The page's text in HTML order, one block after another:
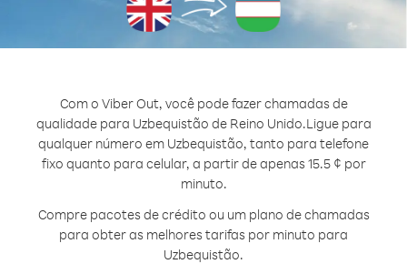
Com o Viber Out, você pode fazer chamadas de
qualidade para Uzbequistão de Reino Unido.Ligue para
qualquer número em Uzbequistão, tanto para telefone
fixo quanto para celular, a partir de apenas 15.5 ¢ por
minuto.
Compre pacotes de crédito ou um plano de chamadas
para obter as melhores tarifas por minuto para
Uzbequistão.